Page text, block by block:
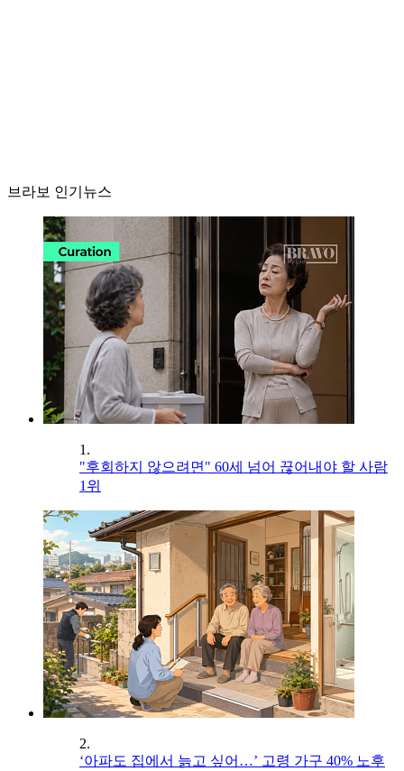
브라보 인기뉴스
1.
"후회하지 않으려면" 60세 넘어 끊어내야 할 사람
1위
2.
‘아파도 집에서 늙고 싶어…’ 고령 가구 40% 노후